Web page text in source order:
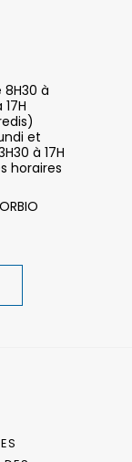
8H30 à
et
à 17H
horaires